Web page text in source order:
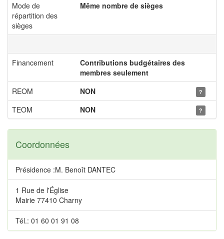
Mode de
répartition des
sièges
Même nombre de sièges
Financement
Contributions budgétaires des
membres seulement
REOM
NON ?
TEOM NON ?
Coordonnées
Présidence :M. Benoît DANTEC
1 Rue de l'Église
Mairie 77410 Charny
Tél.: 01 60 01 91 08